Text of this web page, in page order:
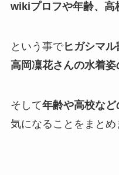
wikiプロフや年齢、高
という事でヒガシマル
高岡凜花さんの水着姿
そして年齢や高校な
気になることをまとめ